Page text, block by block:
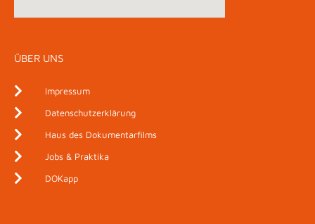
ÜBER UNS
Impressum
Datenschutzerklärung
Haus des Dokumentarfilms
Jobs & Praktika
DOKapp